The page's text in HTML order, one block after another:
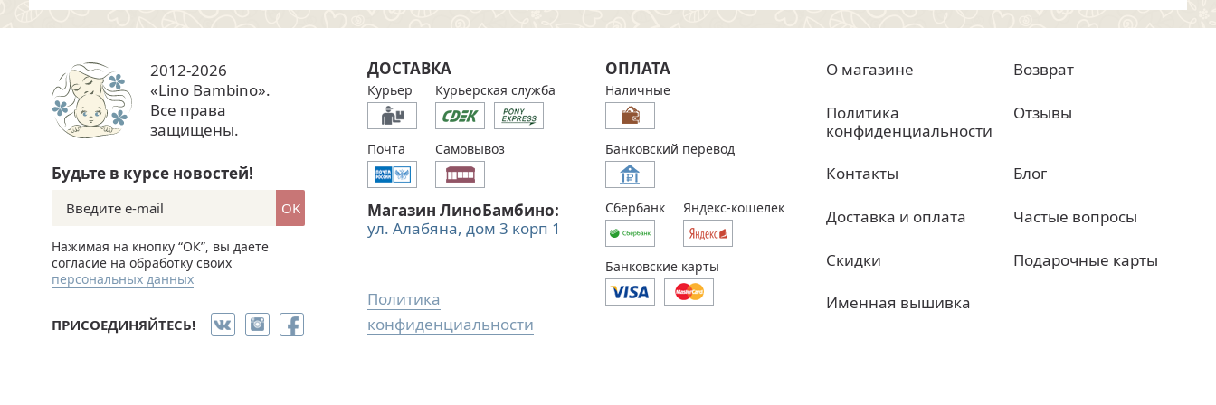
2012-2026
«Lino Bambino».
Все права
защищены.
Будьте в курсе новостей!
OK
Нажимая на кнопку “ОК”, вы даете
согласие на обработку своих
персональных данных
ПРИСОЕДИНЯЙТЕСЬ!
ДОСТАВКА
Курьер Курьерская служба
Почта Самовывоз
Магазин ЛиноБамбино:
ул. Алабяна, дом 3 корп 1
Политика
конфиденциальности
ОПЛАТА
Наличные
Банковский перевод
Сбербанк Яндекс-кошелек
Банковские карты
О магазине Возврат
Политика
конфиденциальности
Отзывы
Контакты Блог
Доставка и оплата Частые вопросы
Скидки Подарочные карты
Именная вышивка